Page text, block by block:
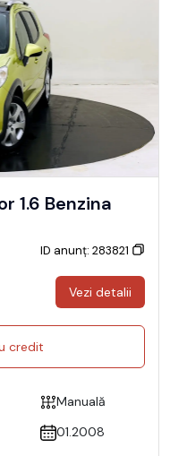
1.6 Benzina
ID anunț: 283821
Vezi detalii
credit
Manuală
01.2008